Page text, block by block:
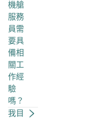
機艙
服務
員需
要具
備相
關工
作經
驗
嗎？
我目